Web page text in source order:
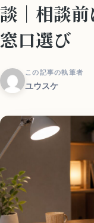
談｜相談
窓口選び
この記事の執筆者
ユウスケ